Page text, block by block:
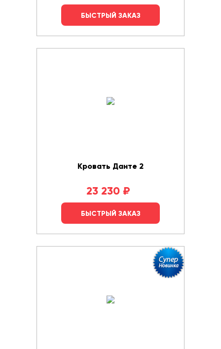
БЫСТРЫЙ ЗАКАЗ
Кровать Данте 2
23 230 ₽
БЫСТРЫЙ ЗАКАЗ